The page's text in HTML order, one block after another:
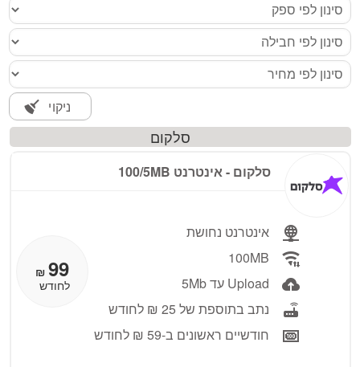
מעבר לחבילות טריפל
מעבר לחבילות סלולר
מעבר לספקי חשמל
מעבר לקופות חולים
ניקוי
סלקום
סלקום ‏- ‏אינטרנט 100/5MB
אינטרנט נחושת
100MB
Upload עד 5Mb
נתב בתוספת של 25 ₪ לחודש
חודשיים ראשונים ב-59 ₪ לחודש
99
₪
לחודש